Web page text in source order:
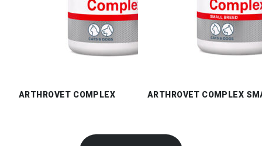
ARTHROVET COMPLEX ARTHROVET COMPLEX